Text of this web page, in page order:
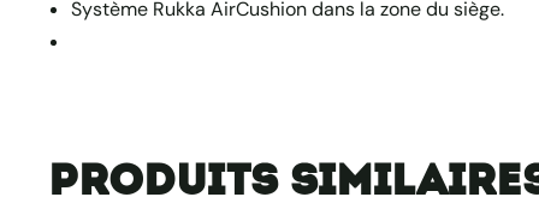
Système Rukka AirCushion dans la zone du siège.
Produits